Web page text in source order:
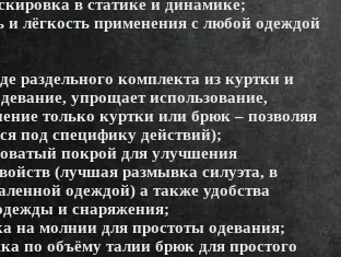
в статике и динамике;
и лёгкость применения с любой одеждой
раздельного комплекта из куртки и
упрощает использование,
только куртки или брюк – позволяя
под специфику действий);
покрой для улучшения
(лучшая размывка силуэта, в
одеждой) а также удобства
и снаряжения;
на молнии для простоты одевания;
по объёму талии брюк для простого